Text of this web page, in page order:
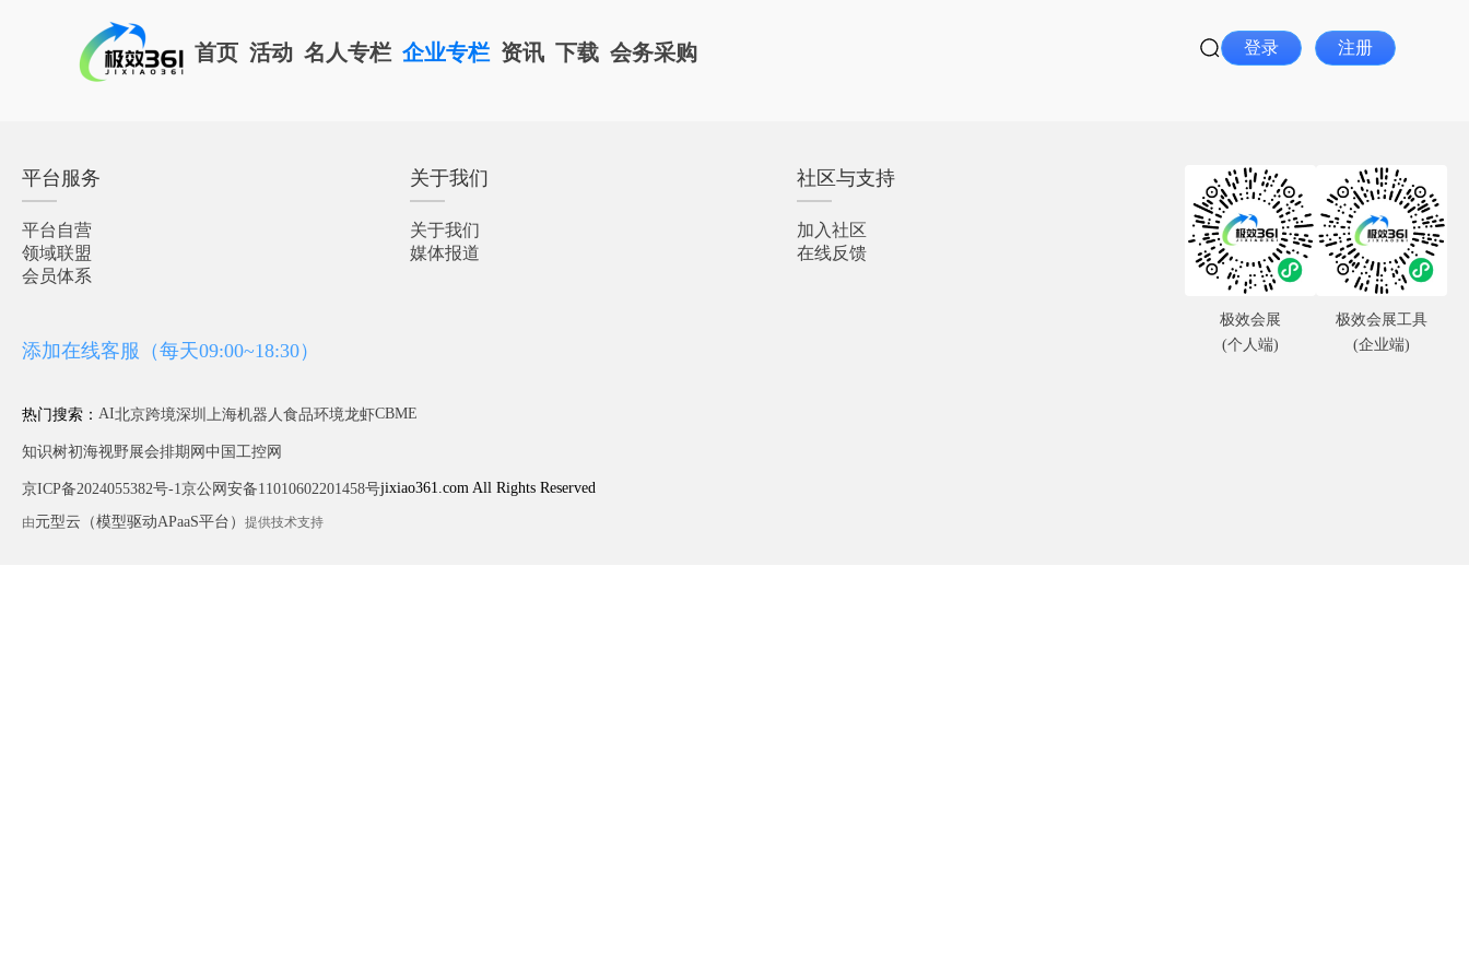
首页 活动 名人专栏 企业专栏 资讯 下载 会务采购 登录 注册
平台服务
平台自营
领域联盟
会员体系
关于我们
关于我们
媒体报道
社区与支持
加入社区
在线反馈
添加在线客服（每天09:00~18:30）
热门搜索： AI北京跨境深圳 上海机器人食品环境龙虾CBME
知识树初海视野展会排期网 中国工控网
京ICP备2024055382号-1京公网安备11010602201458号jixiao361.com All Rights Reserved
由元型云（模型驱动APaaS平台） 提供技术支持
极效会展
(个人端)
极效会展工具
(企业端)